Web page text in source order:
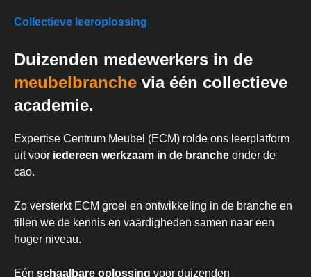
Collectieve leeroplossing
Duizenden medewerkers in de
meubelbranche via één collectieve
academie.
Expertise Centrum Meubel (ECM) rolde ons leerplatform
uit voor iedereen werkzaam in de branche onder de
cao.
Zo versterkt ECM groei en ontwikkeling in de branche en
tillen we de kennis en vaardigheden samen naar een
hoger niveau.
Eén schaalbare oplossing voor duizenden